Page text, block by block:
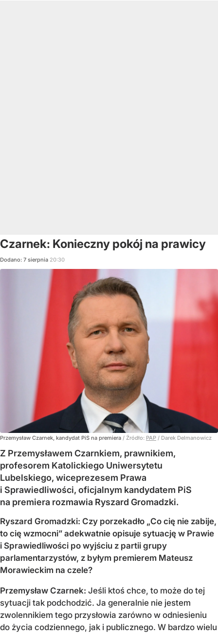
Czarnek: Konieczny pokój na prawicy
Dodano: 7 sierpnia 20:30
Przemysław Czarnek, kandydat PiS na premiera / Źródło: PAP / Darek Delmanowicz
Z Przemysławem Czarnkiem, prawnikiem,
profesorem Katolickiego Uniwersytetu
Lubelskiego, wiceprezesem Prawa
i Sprawiedliwości, oficjalnym kandydatem PiS
na premiera rozmawia Ryszard Gromadzki.
Ryszard Gromadzki: Czy porzekadło „Co cię nie zabije,
to cię wzmocni” adekwatnie opisuje sytuację w Prawie
i Sprawiedliwości po wyjściu z partii grupy
parlamentarzystów, z byłym premierem Mateusz
Morawieckim na czele?
Przemysław Czarnek: Jeśli ktoś chce, to może do tej
sytuacji tak podchodzić. Ja generalnie nie jestem
zwolennikiem tego przysłowia zarówno w odniesieniu
do życia codziennego, jak i publicznego. W bardzo wielu